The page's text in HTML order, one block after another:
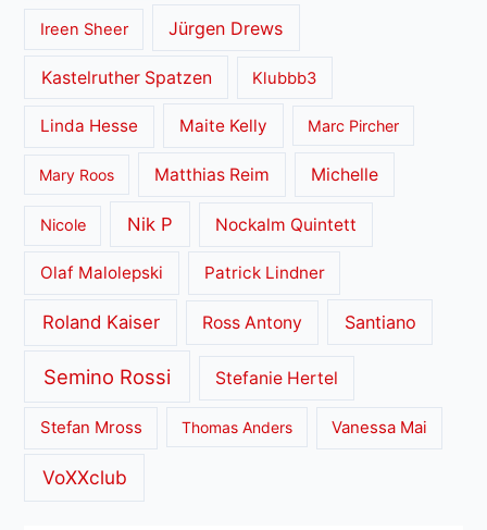
Ireen Sheer Jürgen Drews
Kastelruther Spatzen Klubbb3
Linda Hesse Maite Kelly Marc Pircher
Mary Roos Matthias Reim Michelle
Nicole Nik P Nockalm Quintett
Olaf Malolepski Patrick Lindner
Roland Kaiser Ross Antony Santiano
Semino Rossi Stefanie Hertel
Stefan Mross Thomas Anders Vanessa Mai
VoXXclub